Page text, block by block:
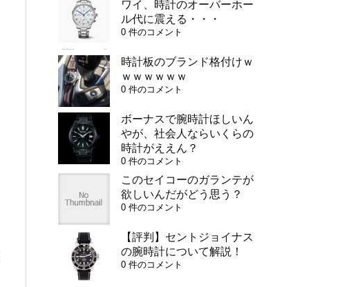
ワイ、時計のオーバーホー
ル代に震える・・・
0 件のコメント
時計板のブランド格付けｗ
ｗｗｗｗｗｗ
0 件のコメント
ボーナスで腕時計ほしいん
やが、社会人ならいくらの
時計がええん？
0 件のコメント
このセイコーのガランテが
欲しいんだがどう思う？
0 件のコメント
【評判】セントジョイナス
の腕時計について解説！
0 件のコメント